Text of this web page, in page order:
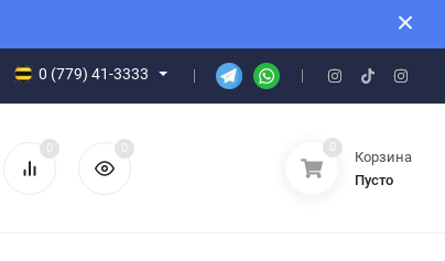
0 (779) 41-3333
0 0 0
Корзина
Пусто